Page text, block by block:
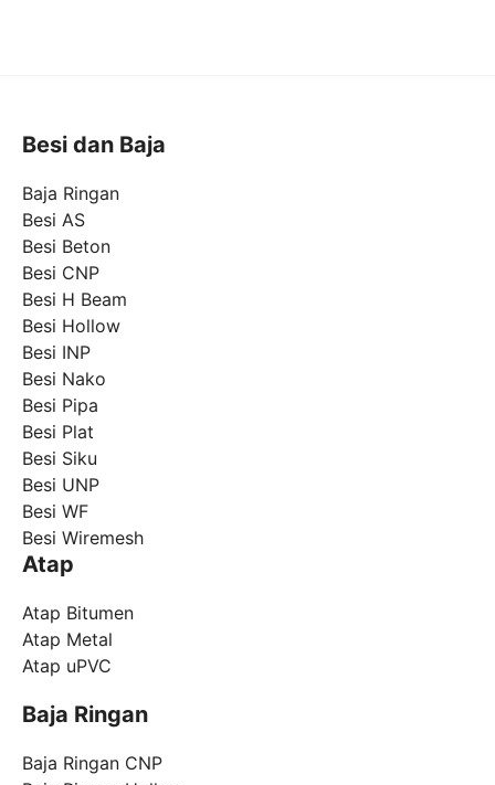
Besi dan Baja
Baja Ringan
Besi AS
Besi Beton
Besi CNP
Besi H Beam
Besi Hollow
Besi INP
Besi Nako
Besi Pipa
Besi Plat
Besi Siku
Besi UNP
Besi WF
Besi Wiremesh
Atap
Atap Bitumen
Atap Metal
Atap uPVC
Baja Ringan
Baja Ringan CNP